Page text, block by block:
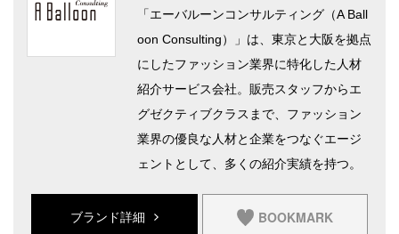
「エーバルーンコンサルティング（A Ball
oon Consulting）」は、東京と大阪を拠点
にしたファッション業界に特化した人材
紹介サービス会社。販売スタッフからエ
グゼクティブクラスまで、ファッション
業界の優良な人材と企業をつなぐエージ
ェントとして、多くの紹介実績を持つ。
ブランド詳細 BOOKMARK